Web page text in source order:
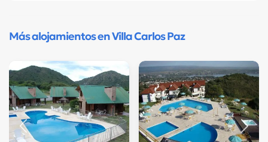
Más alojamientos en Villa Carlos Paz